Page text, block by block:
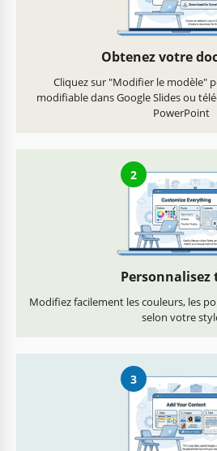
Obtenez votre
Cliquez sur "Modifier le modèle"
modifiable dans Google Slides ou
PowerPoint
2
Modifiez facilement les couleurs, les
selon votre
3